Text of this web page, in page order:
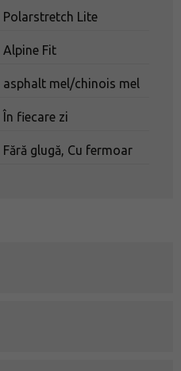
Polarstretch Lite
Alpine Fit
asphalt mel/chinois mel
În fiecare zi
Fără glugă, Cu fermoar